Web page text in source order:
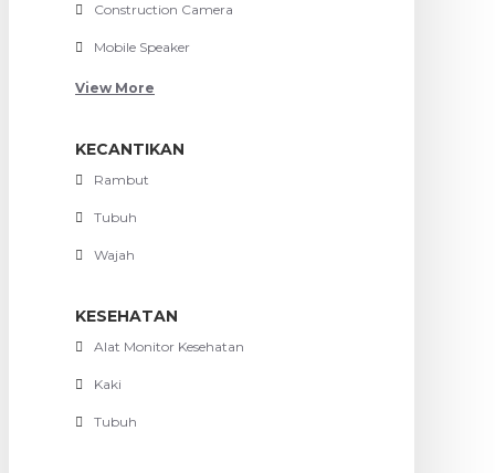
Construction Camera
Mobile Speaker
View More
KECANTIKAN
Rambut
Tubuh
Wajah
KESEHATAN
Alat Monitor Kesehatan
Kaki
Tubuh